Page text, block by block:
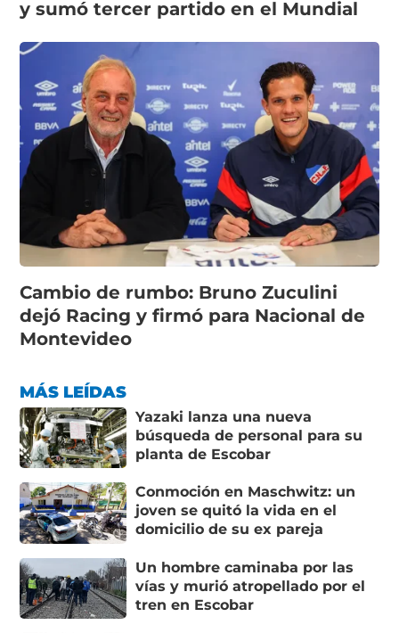
y sumó tercer partido en el Mundial
Cambio de rumbo: Bruno Zuculini
dejó Racing y firmó para Nacional de
Montevideo
MÁS LEÍDAS
Yazaki lanza una nueva
búsqueda de personal para su
planta de Escobar
Conmoción en Maschwitz: un
joven se quitó la vida en el
domicilio de su ex pareja
Un hombre caminaba por las
vías y murió atropellado por el
tren en Escobar